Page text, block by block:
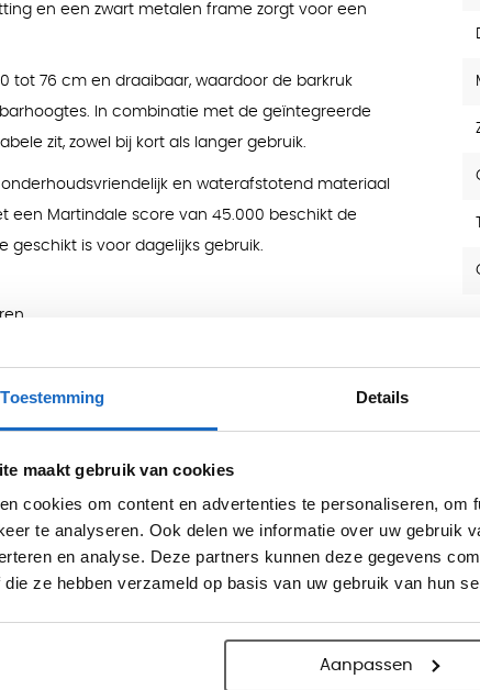
Toestemming Details
maakt gebruik van cookies
cookies om content en advertenties te personaliseren, om
te analyseren. Ook delen we informatie over uw gebruik
en analyse. Deze partners kunnen deze gegevens
ze hebben verzameld op basis van uw gebruik van hun
Aanpassen
en een zwart metalen frame zorgt voor een
tot 76 cm en draaibaar, waardoor de barkruk
In combinatie met de geïntegreerde
zit, zowel bij kort als langer gebruik.
en waterafstotend materiaal
een Martindale score van 45.000 beschikt de
geschikt is voor dagelijks gebruik.
70% leer)